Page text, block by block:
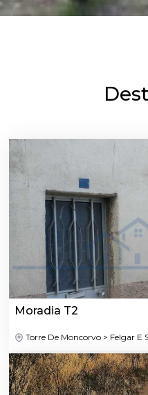
Moradia T2
Torre De Moncorvo > Felgar E